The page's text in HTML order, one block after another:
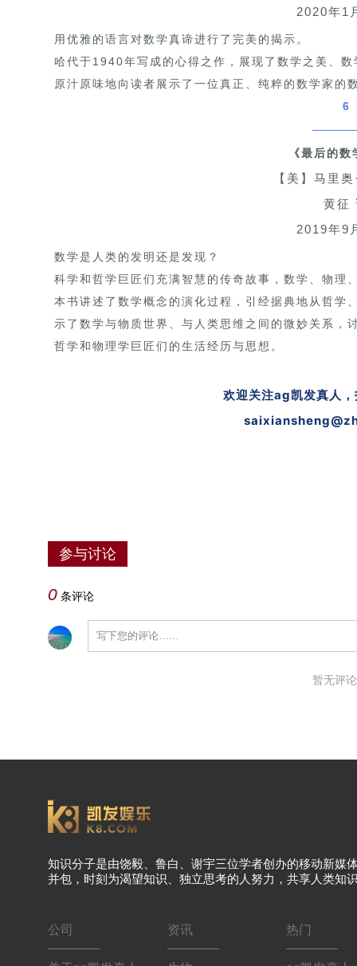
2020年1
用优雅的语言对数学真谛进行了完美的揭示。
哈代于1940年写成的心得之作，展现了数学之美、
原汁原味地向读者展示了一位真正、纯粹的数学家的
6
《最后的
【美】马里
黄征
2019年9
数学是人类的发明还是发现？
科学和哲学巨匠们充满智慧的传奇故事，数学、物理
本书讲述了数学概念的演化过程，引经据典地从哲学
示了数学与物质世界、与人类思维之间的微妙关系，
哲学和物理学巨匠们的生活经历与思想。
欢迎关注ag凯发真人
参与讨论
0 条评论
暂无评
知识分子是由饶毅、鲁白、谢宇三位学者创办的移动新媒
并包，时刻为渴望知识、独立思考的人努力，共享人类知
公司 资讯 热门